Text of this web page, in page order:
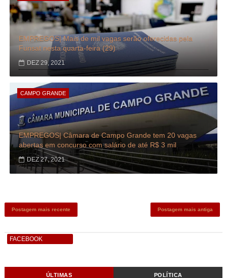
EMPREGOS| Mais de mil vagas serão oferecidas pela
Funsat nesta quarta-feira (29)
DEZ 29, 2021
CAMPO GRANDE
EMPREGOS| Câmara de Campo Grande tem 20 vagas
abertas em concurso com salário de até R$ 3 mil
DEZ 27, 2021
Postagem mais recente Postagem mais antiga
FACEBOOK
ÚLTIMAS POLÍTICA